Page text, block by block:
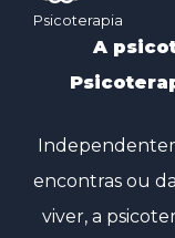
Psicoterapia
A
encontras ou
viver, a